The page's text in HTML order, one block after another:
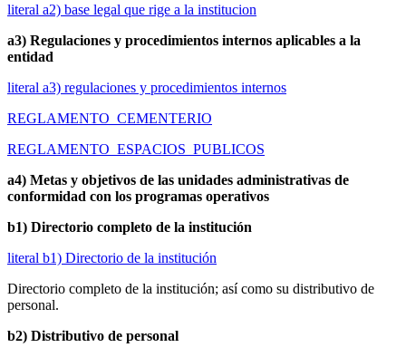
literal a2) base legal que rige a la institucion
a3) Regulaciones y procedimientos internos aplicables a la
entidad
literal a3) regulaciones y procedimientos internos
REGLAMENTO_CEMENTERIO
REGLAMENTO_ESPACIOS_PUBLICOS
a4) Metas y objetivos de las unidades administrativas de
conformidad con los programas operativos
b1) Directorio completo de la institución
literal b1) Directorio de la institución
Directorio completo de la institución; así como su distributivo de
personal.
b2) Distributivo de personal